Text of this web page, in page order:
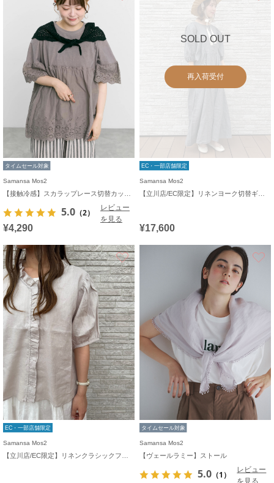
タイムセール対象
Samansa Mos2
5.0 （2）
レビュー
を見る
¥4,290
SOLD OUT
再入荷受付
EC・一部店舗限定
Samansa Mos2
¥17,600
お気に入り
EC・一部店舗限定
Samansa Mos2
タイムセール対象
Samansa Mos2
【ヴェールラミー】ストール
5.0 （1）
レビュー
を見る